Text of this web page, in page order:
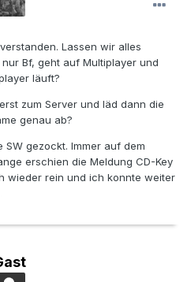
Lassen wir alles
Bf, geht auf Multiplayer und
läuft?
zum Server und läd dann die
genau ab?
SW gezockt. Immer auf dem
erschien die Meldung CD-Key
wieder rein und ich konnte weiter